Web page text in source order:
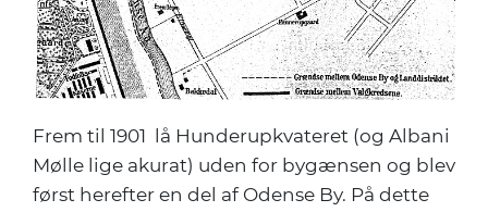
Frem til 1901 lå Hunderupkvateret (og Albani
Mølle lige akurat) uden for bygænsen og blev
først herefter en del af Odense By. På dette